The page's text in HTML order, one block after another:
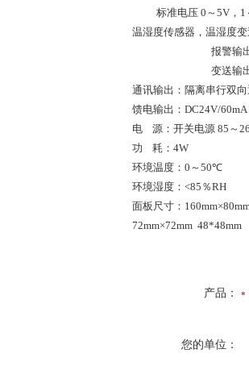
标准电压 0 ～ 5V ， 1
温湿度传感器，温湿度
报警输
变送输
通讯输出：隔离串行双
馈电输出： DC24V/60mA
电
源：开关电源 85 ～
功
耗： 4W
环境温度： 0 ～ 50℃
环境湿度： <85 ％RH
面板尺寸： 160mm×
72mm×72mm 48*48mm
产品：
您的单位：